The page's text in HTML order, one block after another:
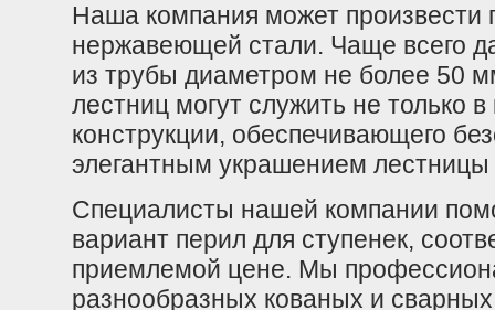
Наша компания может
нержавеющей стали. Чаще всего
из трубы диаметром не более 50
лестниц могут служить не только
конструкции, обеспечивающего
элегантным украшением
Специалисты нашей компании
вариант перил для ступенек,
приемлемой цене. Мы
разнообразных кованых и